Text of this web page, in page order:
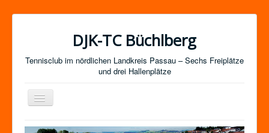
DJK-TC Büchlberg
Tennisclub im nördlichen Landkreis Passau – Sechs Freiplätze
und drei Hallenplätze
Navigation
an/aus
News